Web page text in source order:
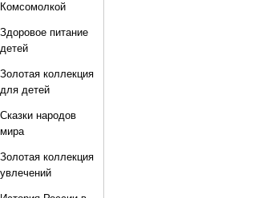
Комсомолкой
Здоровое питание
детей
Золотая коллекция
для детей
Сказки народов
мира
Золотая коллекция
увлечений